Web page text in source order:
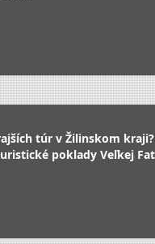
túr v Žilinskom
poklady Veľkej